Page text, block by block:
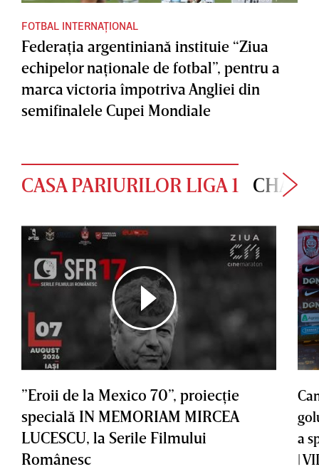
FOTBAL INTERNAȚIONAL
Federaţia argentiniană instituie “Ziua
echipelor naţionale de fotbal”, pentru a
marca victoria împotriva Angliei din
semifinalele Cupei Mondiale
CASA PARIURILOR LIGA 1
”Eroii de la Mexico 70”, proiecţie
specială IN MEMORIAM MIRCEA
LUCESCU, la Serile Filmului
Românesc
a
|